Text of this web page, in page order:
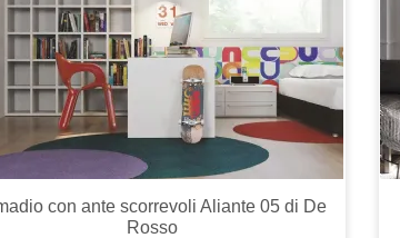
con ante scorrevoli Aliante 05 di De
Rosso